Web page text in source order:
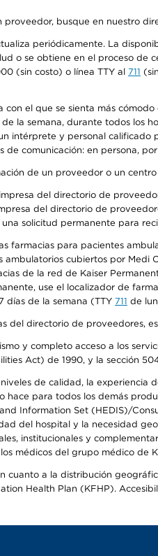
busque en nuestro
periódicamente. La
o se obtiene en el proceso
(sin costo) o línea TTY al 711
el que se sienta más
la semana, durante todos los
intérprete y personal
de comunicación: en persona,
de un proveedor o un
del directorio de
del directorio de
solicitud permanente para
farmacias para pacientes
cubiertos por
de la red de Kaiser
use el localizador de
días de la semana (TTY 711 de
del directorio de proveedores,
y completo acceso a los
Act) de 1990, y la sección
de calidad, la
hace para todos los demás
Information Set (HEDIS)/
del hospital y la necesidad
institucionales y
médicos del grupo médico
cuanto a la distribución
Health Plan (KFHP).